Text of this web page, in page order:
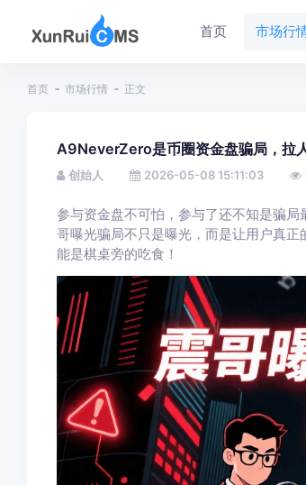
首页 市场行
首页 市场行情 正文
A9NeverZero是币圈资金盘骗局，拉
创始人 2026-05-08 15:11:03
参与资金盘不可怕，参与了还不知是骗
哥曝光骗局不只是曝光，而是让用户真
能是棋桌旁的吃食！